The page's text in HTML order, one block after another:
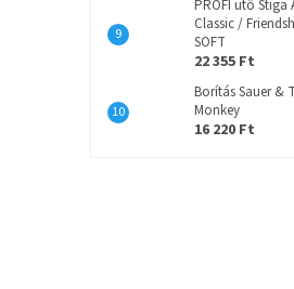
PROFI ütő Stiga
Classic /
SOFT
22 355 Ft
Borítás Sauer &
Monkey
16 220 Ft